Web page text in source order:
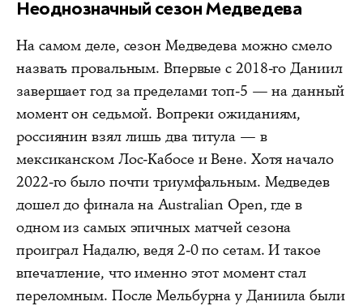
Неоднозначный сезон Медведева
На самом деле, сезон Медведева можно смело
назвать провальным. Впервые с 2018-го Даниил
завершает год за пределами топ-5 — на данный
момент он седьмой. Вопреки ожиданиям,
россиянин взял лишь два титула — в
мексиканском Лос-Кабосе и Вене. Хотя начало
2022-го было почти триумфальным. Медведев
дошел до финала на Australian Open, где в
одном из самых эпичных матчей сезона
проиграл Надалю, ведя 2-0 по сетам. И такое
впечатление, что именно этот момент стал
переломным. После Мельбурна у Даниила были